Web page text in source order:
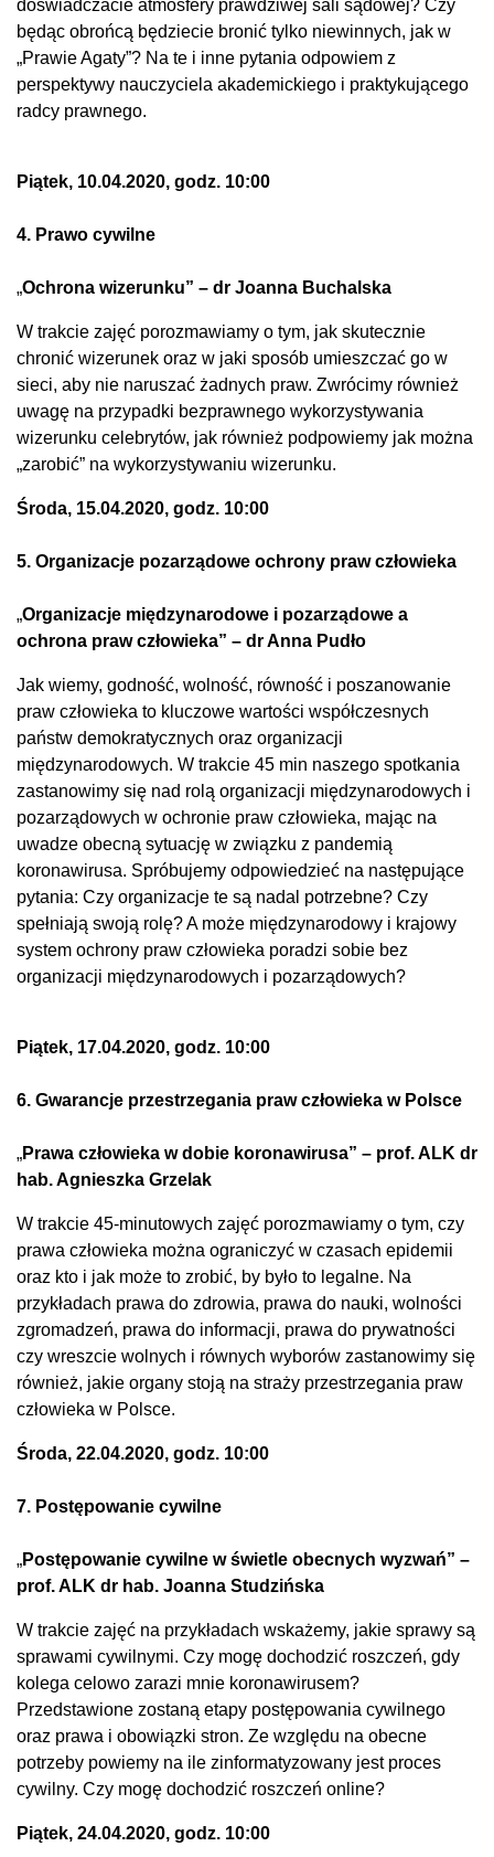
doświadczacie atmosfery prawdziwej sali sądowej? Czy
będąc obrońcą będziecie bronić tylko niewinnych, jak w
„Prawie Agaty”? Na te i inne pytania odpowiem z
perspektywy nauczyciela akademickiego i praktykującego
radcy prawnego.
Piątek, 10.04.2020, godz. 10:00
4. Prawo cywilne
„Ochrona wizerunku” – dr Joanna Buchalska
W trakcie zajęć porozmawiamy o tym, jak skutecznie
chronić wizerunek oraz w jaki sposób umieszczać go w
sieci, aby nie naruszać żadnych praw. Zwrócimy również
uwagę na przypadki bezprawnego wykorzystywania
wizerunku celebrytów, jak również podpowiemy jak można
„zarobić” na wykorzystywaniu wizerunku.
Środa, 15.04.2020, godz. 10:00
5. Organizacje pozarządowe ochrony praw człowieka
„Organizacje międzynarodowe i pozarządowe a
ochrona praw człowieka” – dr Anna Pudło
Jak wiemy, godność, wolność, równość i poszanowanie
praw człowieka to kluczowe wartości współczesnych
państw demokratycznych oraz organizacji
międzynarodowych. W trakcie 45 min naszego spotkania
zastanowimy się nad rolą organizacji międzynarodowych i
pozarządowych w ochronie praw człowieka, mając na
uwadze obecną sytuację w związku z pandemią
koronawirusa. Spróbujemy odpowiedzieć na następujące
pytania: Czy organizacje te są nadal potrzebne? Czy
spełniają swoją rolę? A może międzynarodowy i krajowy
system ochrony praw człowieka poradzi sobie bez
organizacji międzynarodowych i pozarządowych?
Piątek, 17.04.2020, godz. 10:00
6. Gwarancje przestrzegania praw człowieka w Polsce
„Prawa człowieka w dobie koronawirusa” – prof. ALK dr
hab. Agnieszka Grzelak
W trakcie 45-minutowych zajęć porozmawiamy o tym, czy
prawa człowieka można ograniczyć w czasach epidemii
oraz kto i jak może to zrobić, by było to legalne. Na
przykładach prawa do zdrowia, prawa do nauki, wolności
zgromadzeń, prawa do informacji, prawa do prywatności
czy wreszcie wolnych i równych wyborów zastanowimy się
również, jakie organy stoją na straży przestrzegania praw
człowieka w Polsce.
Środa, 22.04.2020, godz. 10:00
7. Postępowanie cywilne
„Postępowanie cywilne w świetle obecnych wyzwań” –
prof. ALK dr hab. Joanna Studzińska
W trakcie zajęć na przykładach wskażemy, jakie sprawy są
sprawami cywilnymi. Czy mogę dochodzić roszczeń, gdy
kolega celowo zarazi mnie koronawirusem?
Przedstawione zostaną etapy postępowania cywilnego
oraz prawa i obowiązki stron. Ze względu na obecne
potrzeby powiemy na ile zinformatyzowany jest proces
cywilny. Czy mogę dochodzić roszczeń online?
Piątek, 24.04.2020, godz. 10:00